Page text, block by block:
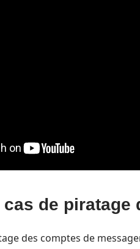
de piratage
des comptes de